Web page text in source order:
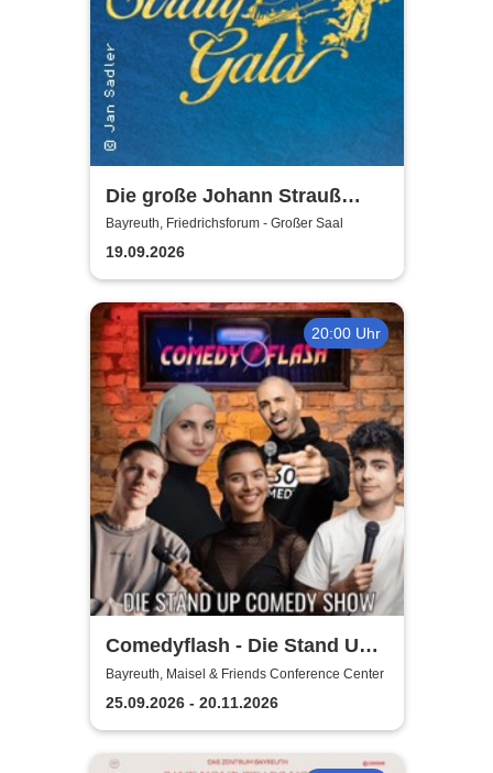
Die große Johann Strauß
Gala - unsterbliche Arien &
Duette der Strauß Familie
Bayreuth, Friedrichsforum - Großer Saal
19.09.2026
20:00 Uhr
Comedyflash - Die Stand Up
Comedy Show
Bayreuth, Maisel & Friends Conference Center
25.09.2026 - 20.11.2026